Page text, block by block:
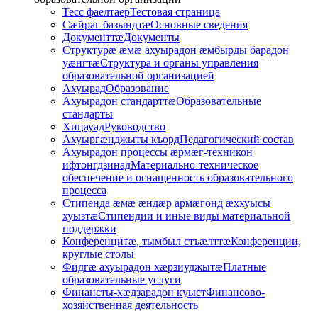
Тесс фаелтаерТестовая страница
Сӕйраг базындтӕОсновные сведения
ДокументтӕДокументы
Структурӕ ӕмӕ ахуырадон ӕмбырды барадон
уӕнгтӕСтруктура и органы управления
образовательной организацией
АхуырадОбразование
Ахуырадон стандарттӕОбразовательные
стандарты
ХицауадРуководство
Ахуыргӕнджыты къордПедагогический состав
Ахуырадон процессы ӕрмӕг-техникон
ифтонгдзинадМатериально-техническое
обеспечение и оснащенность образовательного
процесса
Стипенда ӕмӕ ӕндӕр армӕгонд ӕххуысы
хуызтӕСтипендии и иные виды материальной
поддержки
Конференцитӕ, тымбыл стъӕлттӕКонференции,
круглые столы
Фидгӕ ахуырадон хӕрзиуджытӕПлатные
образовательные услуги
Финансты-хӕдзарадон куыстФинансово-
хозяйственная деятельность